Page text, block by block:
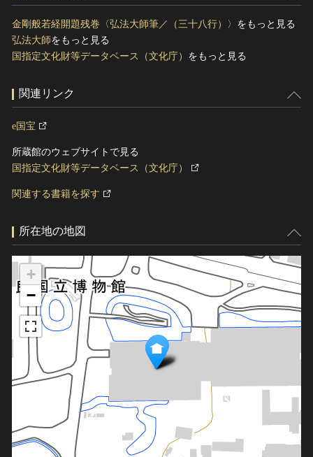
金剛般若経開題残巻〈弘法大師筆／（三十八行）〉 をもっと見る
弘法大師をもっと見る
国指定文化財等データベース（文化庁） をもっと見る
関連リンク
e国宝
所蔵館のウェブサイトで見る
国指定文化財等データベース（文化庁）
関連する書籍を探す
所在地の地図
+
−